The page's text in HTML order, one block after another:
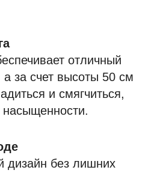
отличный
за счет высоты 50 см
и смягчиться,
дизайн без лишних